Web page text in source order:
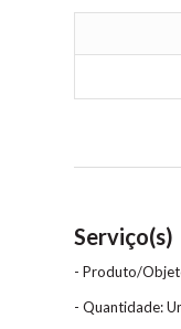
Serviço(s)
- Produto/
- Quantidade: